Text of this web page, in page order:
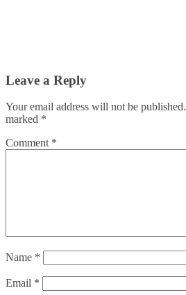
Leave a Reply
Your email address will not be published.
marked *
Comment *
Name *
Email *